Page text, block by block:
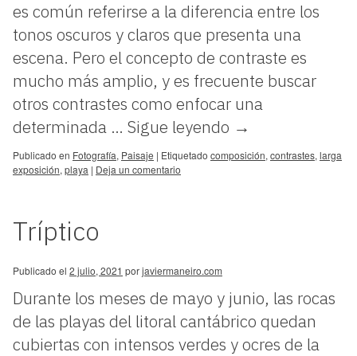
es común referirse a la diferencia entre los
tonos oscuros y claros que presenta una
escena. Pero el concepto de contraste es
mucho más amplio, y es frecuente buscar
otros contrastes como enfocar una
determinada … Sigue leyendo →
Publicado en Fotografía, Paisaje | Etiquetado composición, contrastes, larga
exposición, playa | Deja un comentario
Tríptico
Publicado el 2 julio, 2021 porjaviermaneiro.com
Durante los meses de mayo y junio, las rocas
de las playas del litoral cantábrico quedan
cubiertas con intensos verdes y ocres de la